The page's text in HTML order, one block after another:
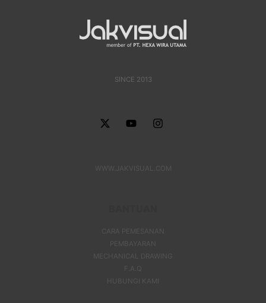
SINCE 2013
WWW.JAKVISUAL.COM
CARA PEMESANAN
PEMBAYARAN
MECHANICAL DRAWING
F.A.Q
HUBUNGI KAMI